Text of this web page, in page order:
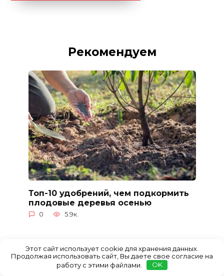
Рекомендуем
Топ-10 удобрений, чем подкормить
плодовые деревья осенью
0 5.9к.
Этот сайт использует cookie для хранения данных.
Продолжая использовать сайт, Вы даете свое согласие на
работу с этими файлами.
OK